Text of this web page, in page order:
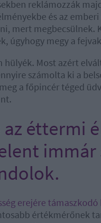
reklámozzák
és az
mert megbecsülnek.
úgyhogy megy a
hülyék. Most azért
számolta ki a
a főpincér téged
az éttermi
erejére
értékmérőnek